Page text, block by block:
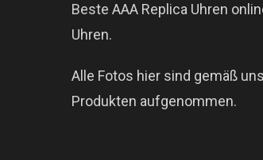
Beste AAA Replica Uhren
Uhren.
Alle Fotos hier sind gemäß
Produkten aufgenommen.